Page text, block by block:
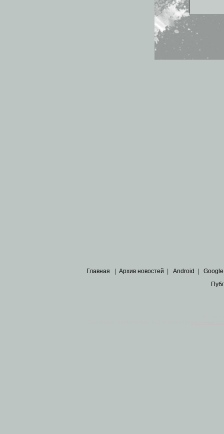
Главная Архив новостей Android Google